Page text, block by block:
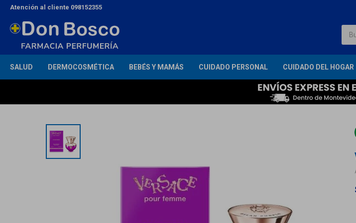
SALUD DERMOCOSMÉTICA BEBÉS Y MAMÁS CUIDADO PERSONAL CUIDADO DEL HOGAR
Atención al cliente 098152355